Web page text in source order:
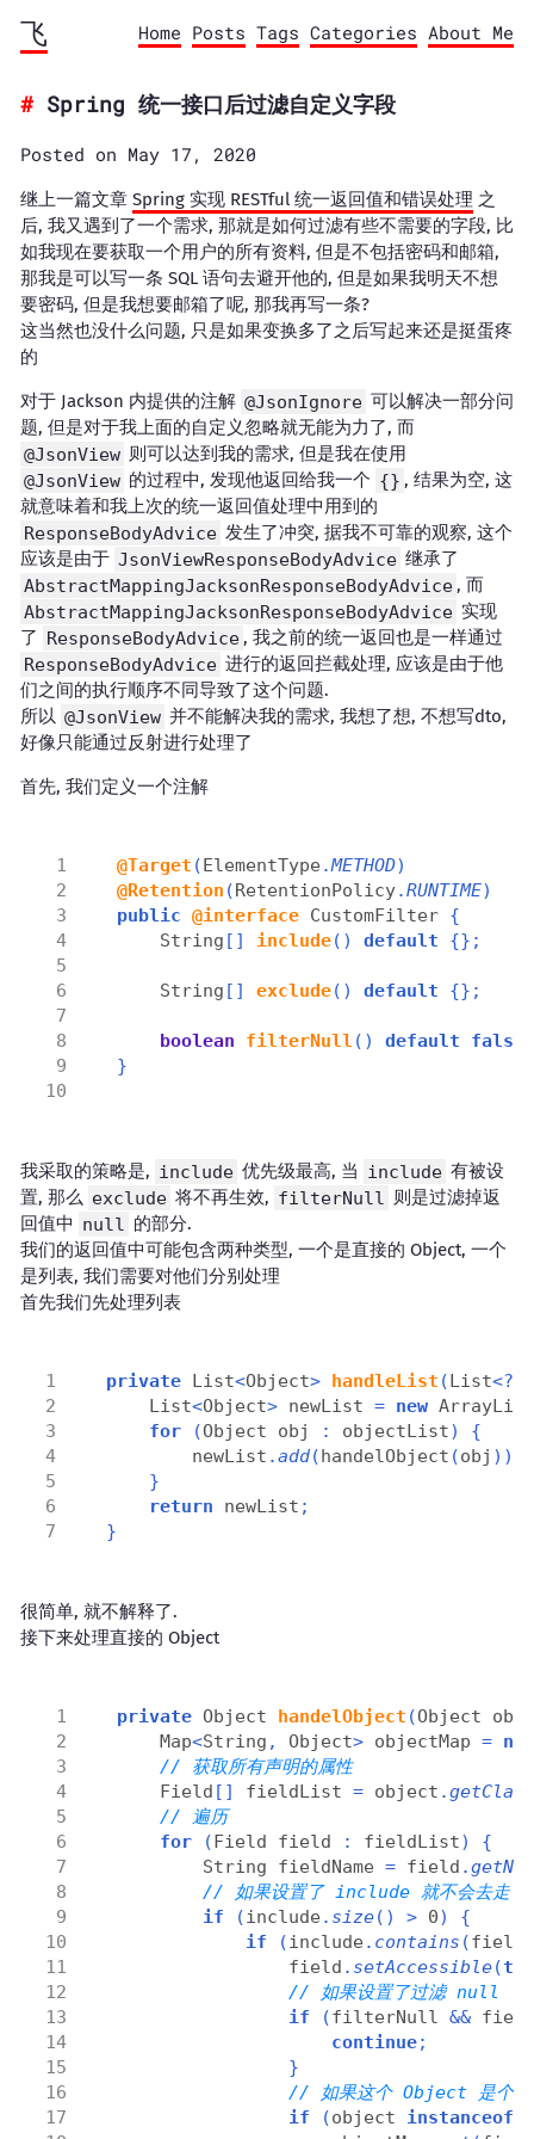
飞 Home Posts Tags Categories About Me
Spring 统一接口后过滤自定义字段
Posted on May 17, 2020
继上一篇文章 Spring 实现 RESTful 统一返回值和错误处理 之
后, 我又遇到了一个需求, 那就是如何过滤有些不需要的字段, 比
如我现在要获取一个用户的所有资料, 但是不包括密码和邮箱,
那我是可以写一条 SQL 语句去避开他的, 但是如果我明天不想
要密码, 但是我想要邮箱了呢, 那我再写一条?
这当然也没什么问题, 只是如果变换多了之后写起来还是挺蛋疼
的
对于 Jackson 内提供的注解 @JsonIgnore 可以解决一部分问
题, 但是对于我上面的自定义忽略就无能为力了, 而
@JsonView 则可以达到我的需求, 但是我在使用
@JsonView 的过程中, 发现他返回给我一个 {} , 结果为空, 这
就意味着和我上次的统一返回值处理中用到的
ResponseBodyAdvice 发生了冲突, 据我不可靠的观察, 这个
应该是由于 JsonViewResponseBodyAdvice 继承了
AbstractMappingJacksonResponseBodyAdvice, 而
AbstractMappingJacksonResponseBodyAdvice 实现
了 ResponseBodyAdvice, 我之前的统一返回也是一样通过
ResponseBodyAdvice 进行的返回拦截处理, 应该是由于他
们之间的执行顺序不同导致了这个问题.
所以 @JsonView 并不能解决我的需求, 我想了想, 不想写dto,
好像只能通过反射进行处理了
首先, 我们定义一个注解
@Target (ElementType .METHOD)
@Retention (RetentionPolicy.RUNTIME)
public @interface CustomFilter {
    String
[] include() default {};
    String
[] exclude() default {};
boolean filterNull () default false
}
我采取的策略是, include 优先级最高, 当 include 有被设
置, 那么 exclude 将不再生效, filterNull
则是过滤掉返
回值中 null
的部分.
我们的返回值中可能包含两种类型, 一个是直接的 Object, 一个
是列表, 我们需要对他们分别处理
首先我们先处理列表
private List<Object> handleList (List<?>
    List
<Object> newList = new ArrayList
for
(Object obj : objectList)
{
        newList
.add(handelObject (obj ));
}
return newList ;
}
很简单, 就不解释了.
接下来处理直接的 Object
private Object handelObject (Object
    Map
<String , Object> objectMap = new
    Field
[] fieldList = object .getClass
for
(Field field : fieldList)
{
        String fieldName
= field .
if (include . size() > 0)
{
if
(include . contains (
                field
. setAccessible(
if
(filterNull && field
continue;
}
if (object instanceof